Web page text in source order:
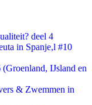
deel 4
in Spanje,l #10
IJsland en
& Zwemmen in